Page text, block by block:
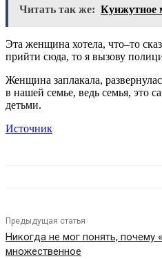
Читать так же: Кунжутное
Эта женщина хотела, что–то
прийти сюда, то я вызову
Женщина заплакала,
в нашей семье, ведь семья, это
детьми.
Источник
Предыдущая статья
Никогда не мог понять, почему
множественное